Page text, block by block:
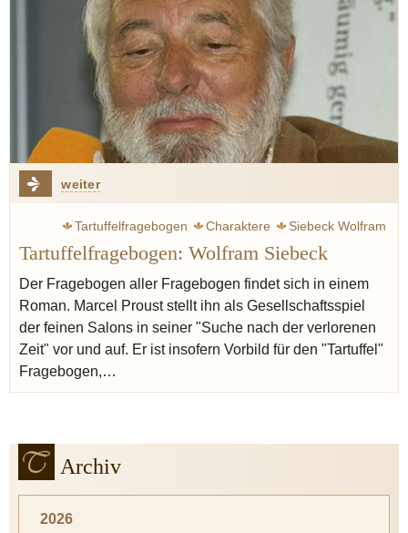
weiter
Tartuffelfragebogen Charaktere
Siebeck Wolfram
Frankreich
Restaurantkritik Kulinaristik
Tartuffelfragebogen: Wolfram Siebeck
Der Fragebogen aller Fragebogen findet sich in einem
Roman. Marcel Proust stellt ihn als Gesellschaftsspiel
der feinen Salons in seiner "Suche nach der verlorenen
Zeit" vor und auf. Er ist insofern Vorbild für den "Tartuffel"
Fragebogen,…
Archiv
2026